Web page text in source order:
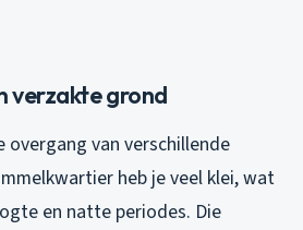
verzakte grond
van verschillende
heb je veel klei, wat
en natte periodes. Die